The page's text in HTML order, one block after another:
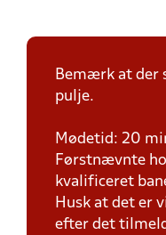
Bemærk at der
pulje.
Mødetid: 20
Førstnævnte
kvalificeret
Husk at det er
efter det